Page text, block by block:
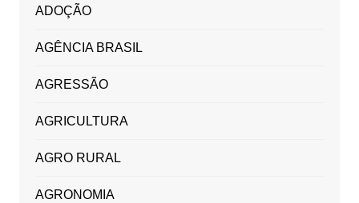
ADOÇÃO
AGÊNCIA BRASIL
AGRESSÃO
AGRICULTURA
AGRO RURAL
AGRONOMIA